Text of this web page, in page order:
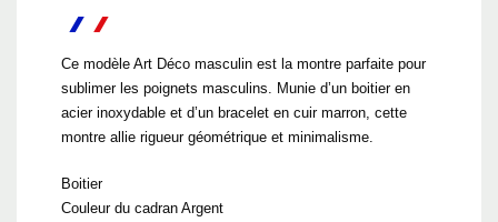
Ce modèle Art Déco masculin est la montre parfaite pour
sublimer les poignets masculins. Munie d’un boitier en
acier inoxydable et d’un bracelet en cuir marron, cette
montre allie rigueur géométrique et minimalisme.
Boitier
Couleur du cadran Argent